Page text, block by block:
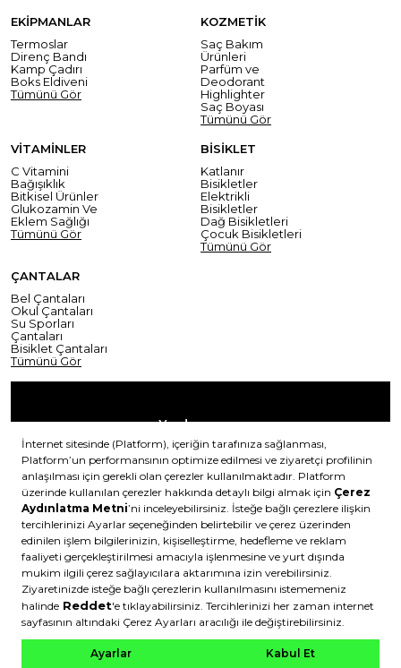
EKİPMANLAR
Termoslar
Direnç Bandı
Kamp Çadırı
Boks Eldiveni
Tümünü Gör
KOZMETİK
Saç Bakım
Ürünleri
Parfüm ve
Deodorant
Highlighter
Saç Boyası
Tümünü Gör
VİTAMİNLER
C Vitamini
Bağışıklık
Bitkisel Ürünler
Glukozamin Ve
Eklem Sağlığı
Tümünü Gör
BİSİKLET
Katlanır
Bisikletler
Elektrikli
Bisikletler
Dağ Bisikletleri
Çocuk Bisikletleri
Tümünü Gör
ÇANTALAR
Bel Çantaları
Okul Çantaları
Su Sporları
Çantaları
Bisiklet Çantaları
Tümünü Gör
Yardım
Mesafeli Satış Sözleşmesi
Teslimat Bilgisi
Gizlilik Sözleşmesi
Şartlar & Koşullar
Ürünümü nasıl iade
edebilirim?
Hakkımızda
DeFactoFIT ©️ 2022-2026. Tüm hakları saklıdır.